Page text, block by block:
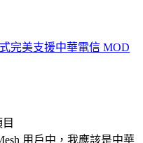
完美支援中華電信 MOD
用戶中，我應該是中華